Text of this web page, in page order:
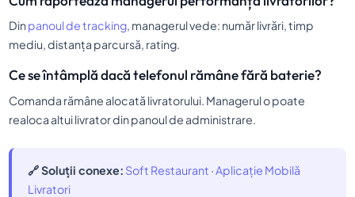
Dinpanoul de tracking, managerul vede: număr livrări, timp
mediu, distanța parcursă, rating.
Ce se întâmplă dacă telefonul rămâne fără baterie?
Comanda rămâne alocată livratorului. Managerul o poate
realoca altui livrator din panoul de administrare.
🔗 Soluții conexe: Soft Restaurant · Aplicație Mobilă
Livratori